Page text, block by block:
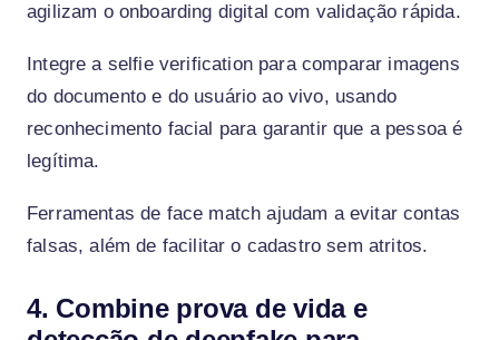
agilizam o onboarding digital com validação rápida.
Integre a selfie verification para comparar imagens
do documento e do usuário ao vivo, usando
reconhecimento facial para garantir que a pessoa é
legítima.
Ferramentas de face match ajudam a evitar contas
falsas, além de facilitar o cadastro sem atritos.
4. Combine prova de vida e